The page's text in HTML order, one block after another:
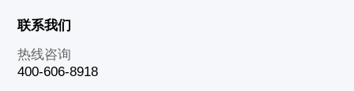
联系我们
热线咨询
400-606-8918